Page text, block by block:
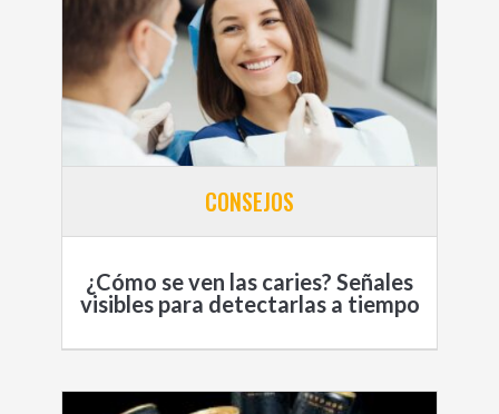
CONSEJOS
¿Cómo se ven las caries? Señales
visibles para detectarlas a tiempo